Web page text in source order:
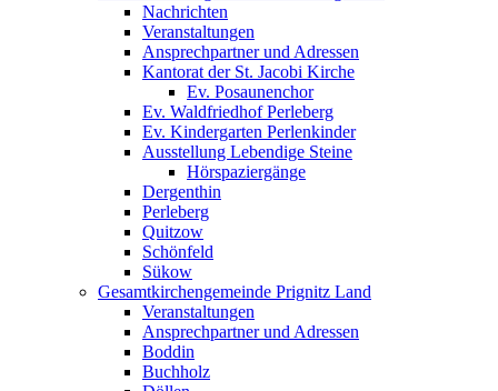
Nachrichten
Veranstaltungen
Ansprechpartner und Adressen
Kantorat der St. Jacobi Kirche
Ev. Posaunenchor
Ev. Waldfriedhof Perleberg
Ev. Kindergarten Perlenkinder
Ausstellung Lebendige Steine
Hörspaziergänge
Dergenthin
Perleberg
Quitzow
Schönfeld
Sükow
Gesamtkirchengemeinde Prignitz Land
Veranstaltungen
Ansprechpartner und Adressen
Boddin
Buchholz